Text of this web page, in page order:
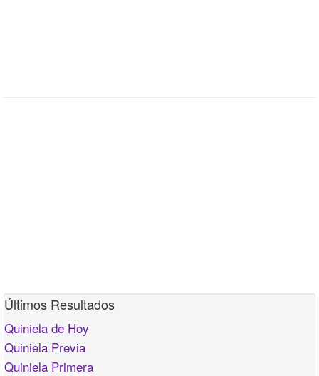
Últimos Resultados
Quiniela de Hoy
Quiniela Previa
Quiniela Primera